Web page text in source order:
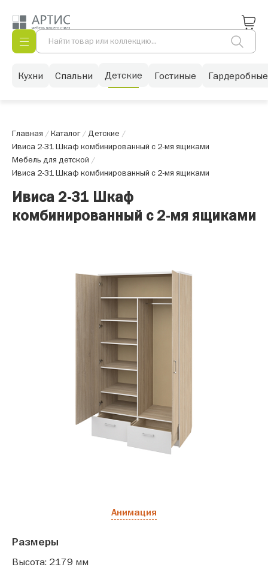
Кухни Спальни Детские Гостиные Гардеробные
Главная /Каталог/Детские /
Ивиса 2-31 Шкаф комбинированный с 2-мя ящиками
Мебель для детской /
Ивиса 2-31 Шкаф комбинированный с 2-мя ящиками
Ивиса 2-31 Шкаф
комбинированный с 2-мя ящиками
Анимация
Размеры
Высота: 2179 мм